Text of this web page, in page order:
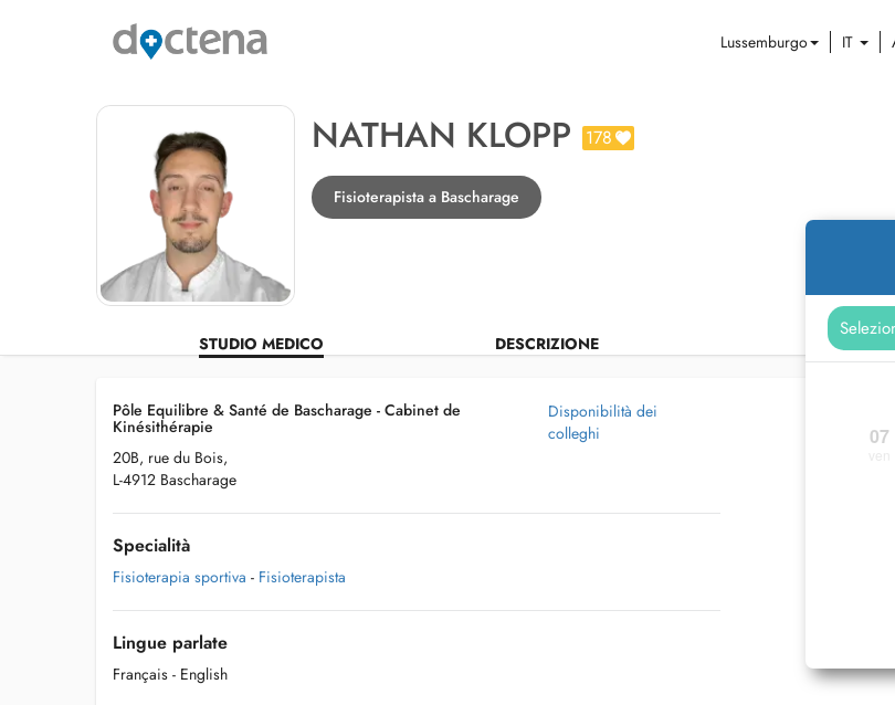
Lussemburgo IT
NATHAN KLOPP 178
Fisioterapista a Bascharage
STUDIO MEDICO DESCRIZIONE
07
Pôle Equilibre & Santé de Bascharage - Cabinet de
Kinésithérapie
20B, rue du Bois,
L-4912 Bascharage
Disponibilità dei
colleghi
Specialità
Fisioterapia sportiva - Fisioterapista
Lingue parlate
Français - English